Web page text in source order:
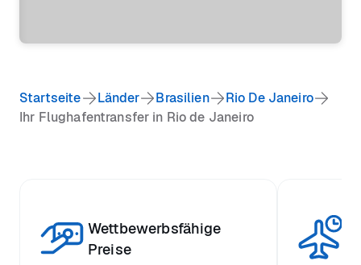
Startseite Länder Brasilien
Rio De Janeiro
Ihr Flughafentransfer in Rio de Janeiro
Wettbewerbsfähige
Preise